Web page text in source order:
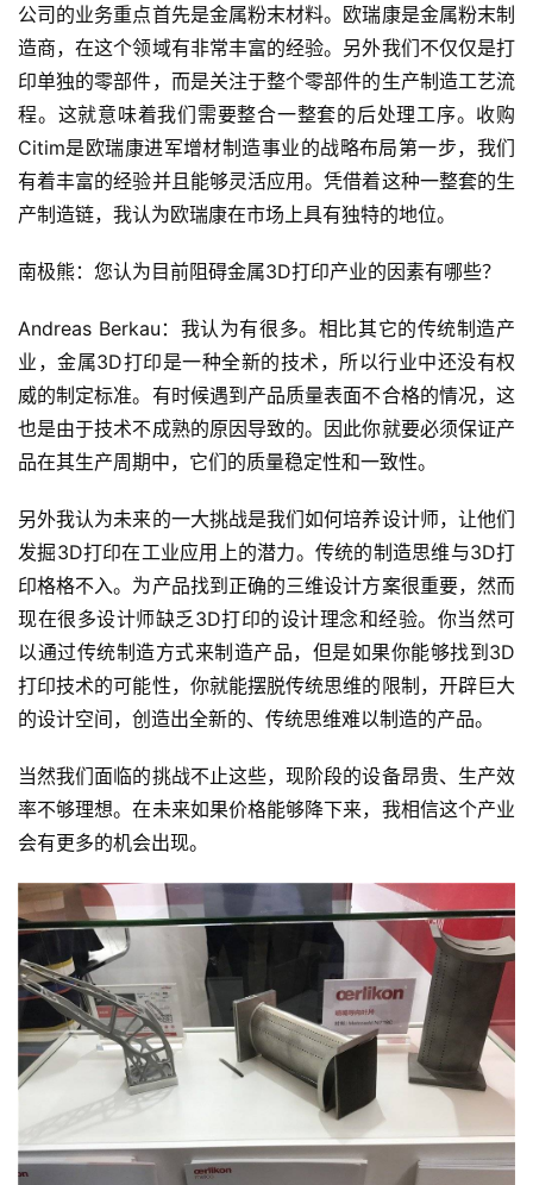
公司的业务重点首先是金属粉末材料。欧瑞康是金属粉末制
造商，在这个领域有非常丰富的经验。另外我们不仅仅是打
印单独的零部件，而是关注于整个零部件的生产制造工艺流
程。这就意味着我们需要整合一整套的后处理工序。收购
Citim是欧瑞康进军增材制造事业的战略布局第一步，我们
有着丰富的经验并且能够灵活应用。凭借着这种一整套的生
产制造链，我认为欧瑞康在市场上具有独特的地位。
南极熊：您认为目前阻碍金属3D打印产业的因素有哪些？
Andreas Berkau：我认为有很多。相比其它的传统制造产
业，金属3D打印是一种全新的技术，所以行业中还没有权
威的制定标准。有时候遇到产品质量表面不合格的情况，这
也是由于技术不成熟的原因导致的。因此你就要必须保证产
品在其生产周期中，它们的质量稳定性和一致性。
另外我认为未来的一大挑战是我们如何培养设计师，让他们
发掘3D打印在工业应用上的潜力。传统的制造思维与3D打
印格格不入。为产品找到正确的三维设计方案很重要，然而
现在很多设计师缺乏3D打印的设计理念和经验。你当然可
以通过传统制造方式来制造产品，但是如果你能够找到3D
打印技术的可能性，你就能摆脱传统思维的限制，开辟巨大
的设计空间，创造出全新的、传统思维难以制造的产品。
当然我们面临的挑战不止这些，现阶段的设备昂贵、生产效
率不够理想。在未来如果价格能够降下来，我相信这个产业
会有更多的机会出现。